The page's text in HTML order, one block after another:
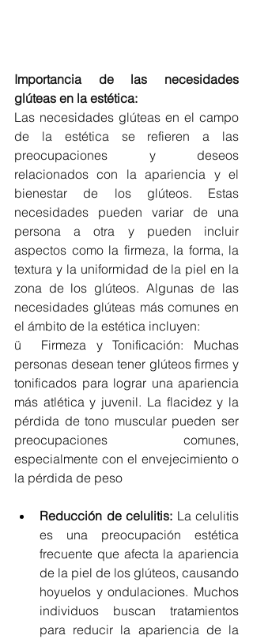
Importancia de las necesidades
glúteas en la estética:
Las necesidades glúteas en el campo
de la estética se refieren a las
preocupaciones y deseos
relacionados con la apariencia y el
bienestar de los glúteos. Estas
necesidades pueden variar de una
persona a otra y pueden incluir
aspectos como la firmeza, la forma, la
textura y la uniformidad de la piel en la
zona de los glúteos. Algunas de las
necesidades glúteas más comunes en
el ámbito de la estética incluyen:
ü  Firmeza y Tonificación: Muchas
personas desean tener glúteos firmes y
tonificados para lograr una apariencia
más atlética y juvenil. La flacidez y la
pérdida de tono muscular pueden ser
preocupaciones comunes,
especialmente con el envejecimiento o
la pérdida de peso
Reducción de celulitis: La celulitis
es una preocupación estética
frecuente que afecta la apariencia
de la piel de los glúteos, causando
hoyuelos y ondulaciones. Muchos
individuos buscan tratamientos
para reducir la apariencia de la